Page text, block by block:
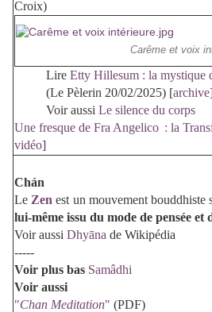
Croix)
Carême et voix
Lire Etty Hillesum : la mystique
(Le Pèlerin 20/02/2025) [archive
Voir aussi Le silence du corps
Une fresque de Fra Angelico : la
vidéo]
Chán
Le Zen est un mouvement bouddhiste
lui-même issu du mode de pensée et
Voir aussi Dhyāna de Wikipédia
-----
Voir plus bas Samâdhi
Voir aussi
"Chan Meditation" (PDF)